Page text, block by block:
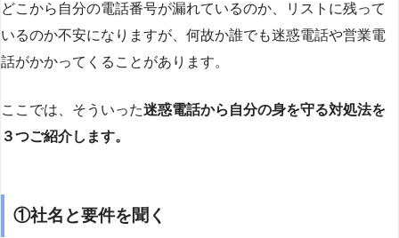
どこから自分の電話番号が漏れているのか、リストに残って
いるのか不安になりますが、何故か誰でも迷惑電話や営業電
話がかかってくることがあります。
ここでは、そういった迷惑電話から自分の身を守る対処法を
３つご紹介します。
①社名と要件を聞く